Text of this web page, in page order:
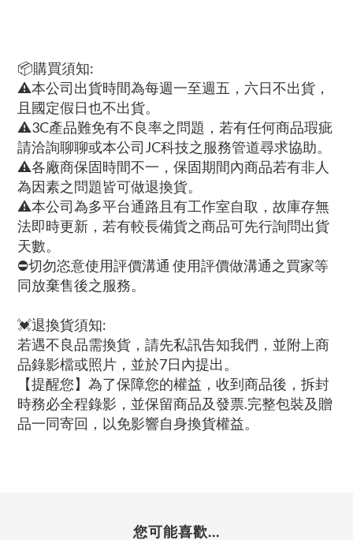
📦購買須知:
⚠️本公司出貨時間為每週一至週五，六日不出貨，
且國定假日也不出貨。
⚠️3C產品難免有不良率之問題，若有任何商品瑕疵
請洽詢聊聊或本公司JC科技之服務管道尋求協助。
⚠️各廠商保固時間不一，保固期間內商品若有非人
為因素之問題皆可做退換貨。
⚠️本公司為多平台通路且有工作室自取，故庫存無
法即時更新，若有較長備貨之商品可先行詢問出貨
天數。
⛔️切勿恣意使用評價溝通 使用評價做溝通之買家等
同放棄售後之服務。
💓退換貨須知:
若遇不良品需換貨，請先私訊告知我們，並附上商
品錄影檔或照片，並於7日內提出。
【提醒您】為了保障您的權益，收到商品後，拆封
時務必全程錄影，並保留商品及發票.完整包裝及贈
品一同寄回，以免影響自身換貨權益。
您可能喜歡...